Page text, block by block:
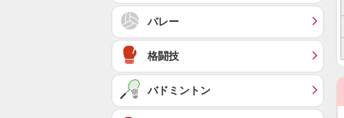
バレー
格闘技
バドミントン